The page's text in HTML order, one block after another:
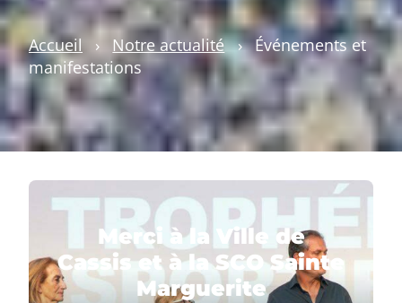
Accueil › Notre actualité › Événements et
manifestations
Merci à la Ville de
Cassis et à la SCO Sainte
Marguerite